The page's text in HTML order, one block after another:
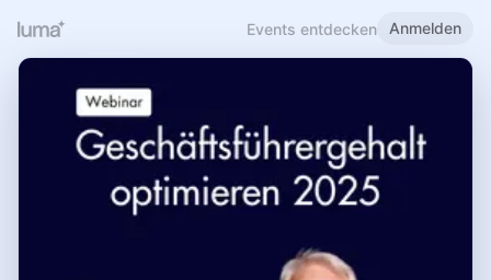
Events entdecken Anmelden